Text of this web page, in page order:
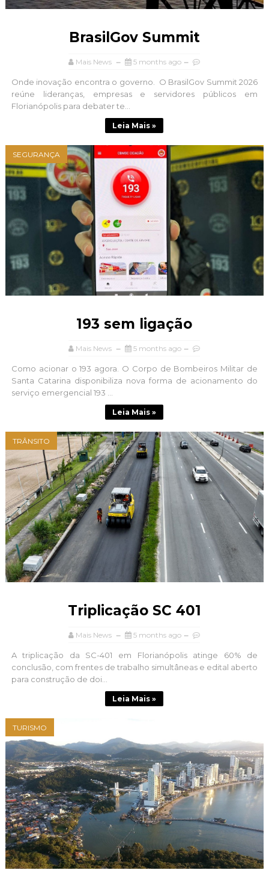
BrasilGov Summit
Mais News 5 months ago
Onde inovação encontra o governo. O BrasilGov Summit 2026
reúne lideranças, empresas e servidores públicos em
Florianópolis para debater te...
Leia Mais »
SEGURANÇA
193 sem ligação
Mais News 5 months ago
Como acionar o 193 agora. O Corpo de Bombeiros Militar de
Santa Catarina disponibiliza nova forma de acionamento do
serviço emergencial 193 ...
Leia Mais »
TRÂNSITO
Triplicação SC 401
Mais News 5 months ago
A triplicação da SC-401 em Florianópolis atinge 60% de
conclusão, com frentes de trabalho simultâneas e edital aberto
para construção de doi...
Leia Mais »
TURISMO